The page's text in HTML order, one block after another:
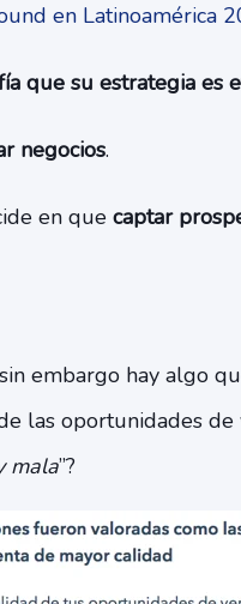
en Latinoamérica
que su estrategia es
negocios.
en que captar
embargo hay algo
las oportunidades
mala”?